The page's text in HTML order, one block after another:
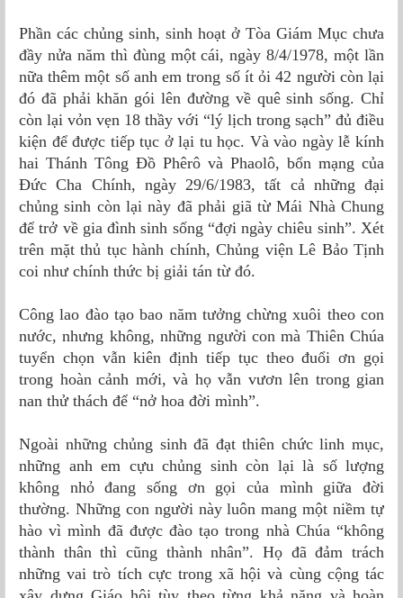
Phần các chủng sinh, sinh hoạt ở Tòa Giám Mục chưa
đầy nửa năm thì đùng một cái, ngày 8/4/1978, một lần
nữa thêm một số anh em trong số ít ỏi 42 người còn lại
đó đã phải khăn gói lên đường về quê sinh sống. Chỉ
còn lại vỏn vẹn 18 thầy với “lý lịch trong sạch” đủ điều
kiện để được tiếp tục ở lại tu học. Và vào ngày lễ kính
hai Thánh Tông Ðồ Phêrô và Phaolô, bổn mạng của
Ðức Cha Chính, ngày 29/6/1983, tất cả những đại
chủng sinh còn lại này đã phải giã từ Mái Nhà Chung
để trở về gia đình sinh sống “đợi ngày chiêu sinh”. Xét
trên mặt thủ tục hành chính, Chủng viện Lê Bảo Tịnh
coi như chính thức bị giải tán từ đó.
Công lao đào tạo bao năm tưởng chừng xuôi theo con
nước, nhưng không, những người con mà Thiên Chúa
tuyển chọn vẫn kiên định tiếp tục theo đuổi ơn gọi
trong hoàn cảnh mới, và họ vẫn vươn lên trong gian
nan thử thách để “nở hoa đời mình”.
Ngoài những chủng sinh đã đạt thiên chức linh mục,
những anh em cựu chủng sinh còn lại là số lượng
không nhỏ đang sống ơn gọi của mình giữa đời
thường. Những con người này luôn mang một niềm tự
hào vì mình đã được đào tạo trong nhà Chúa “không
thành thân thì cũng thành nhân”. Họ đã đảm trách
những vai trò tích cực trong xã hội và cùng cộng tác